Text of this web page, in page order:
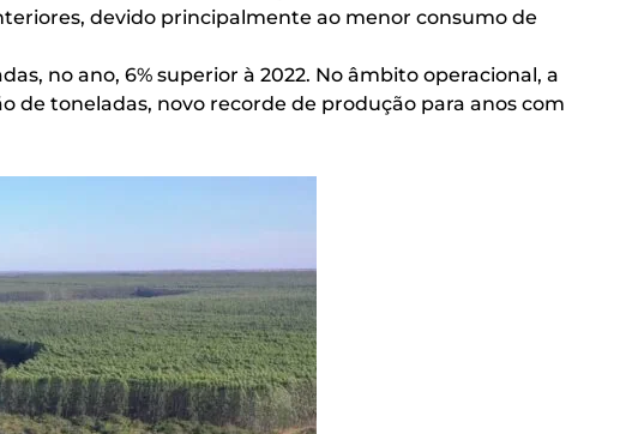
devido principalmente ao menor consumo de
no ano, 6% superior à 2022. No âmbito operacional, a
de toneladas, novo recorde de produção para anos com